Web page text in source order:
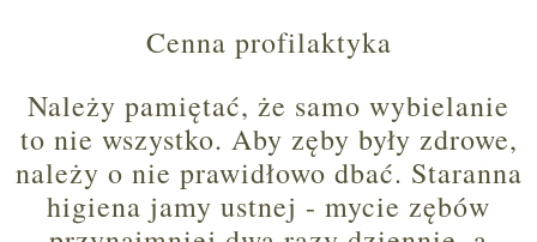
Cenna profilaktyka
Należy pamiętać, że samo wybielanie
to nie wszystko. Aby zęby były zdrowe,
należy o nie prawidłowo dbać. Staranna
higiena jamy ustnej - mycie zębów